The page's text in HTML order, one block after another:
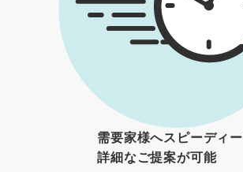
需要家様へスピーディ
詳細なご提案が可能